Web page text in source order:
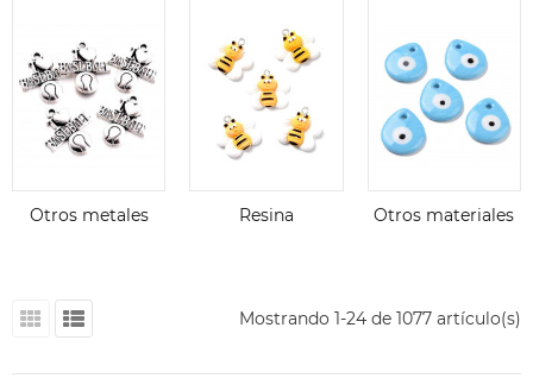
Otros metales Resina Otros materiales
Mostrando 1-24 de 1077 artículo(s)